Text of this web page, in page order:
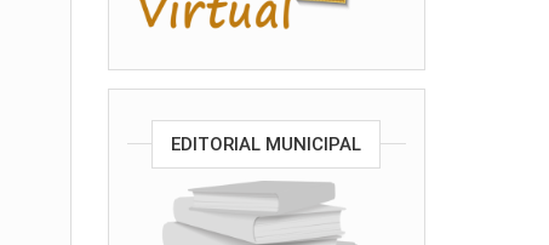
EDITORIAL MUNICIPAL